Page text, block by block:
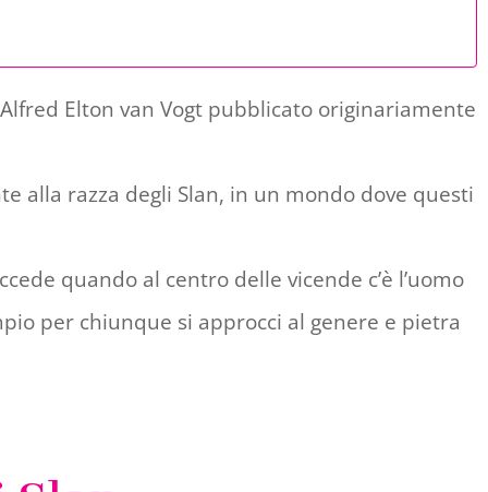
Elton van Vogt pubblicato originariamente
alla razza degli Slan, in un mondo dove questi
quando al centro delle vicende c’è l’uomo
per chiunque si approcci al genere e pietra